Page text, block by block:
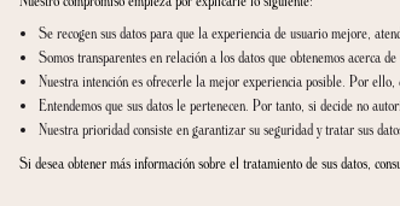
adicional
en:https://casacacaogirona.com/
En JOROFON, S.L. (en adelante CASA CACAO
respecto.
Por ello, y a efectos de lo previsto en el Reglamento